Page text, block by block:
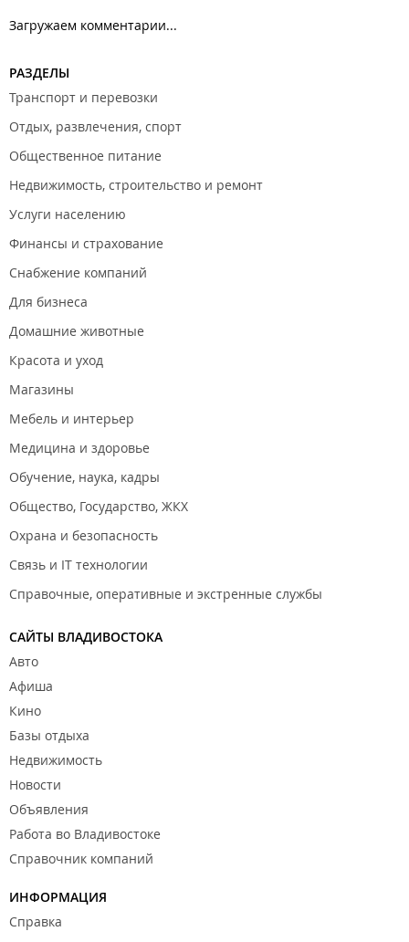
Загружаем комментарии...
РАЗДЕЛЫ
Транспорт и перевозки
Отдых, развлечения, спорт
Общественное питание
Недвижимость, строительство и ремонт
Услуги населению
Финансы и страхование
Снабжение компаний
Для бизнеса
Домашние животные
Красота и уход
Магазины
Мебель и интерьер
Медицина и здоровье
Обучение, наука, кадры
Общество, Государство, ЖКХ
Охрана и безопасность
Связь и IT технологии
Справочные, оперативные и экстренные службы
САЙТЫ ВЛАДИВОСТОКА
Авто
Афиша
Кино
Базы отдыха
Недвижимость
Новости
Объявления
Работа во Владивостоке
Справочник компаний
ИНФОРМАЦИЯ
Справка